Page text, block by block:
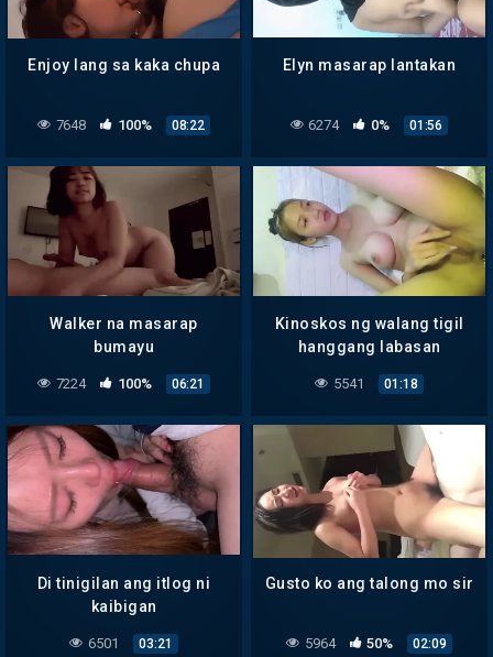
Enjoy lang sa kaka chupa
7648 100% 08:22
Elyn masarap lantakan
6274 0% 01:56
Walker na masarap
bumayu
7224 100% 06:21
Kinoskos ng walang tigil
hanggang labasan
5541 01:18
Di tinigilan ang itlog ni
kaibigan
6501 03:21
Gusto ko ang talong mo sir
5964 50% 02:09